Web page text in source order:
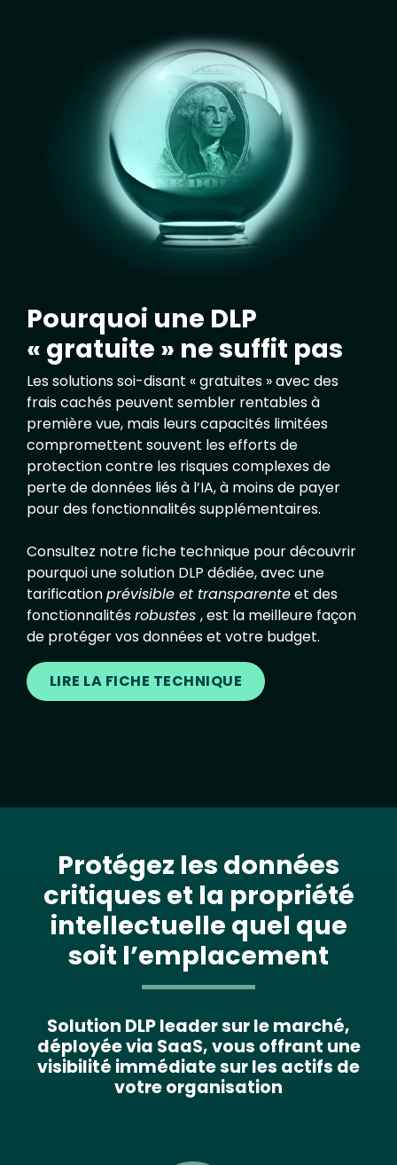
Pourquoi une DLP
« gratuite » ne suffit pas
Les solutions soi-disant « gratuites » avec des
frais cachés peuvent sembler rentables à
première vue, mais leurs capacités limitées
compromettent souvent les efforts de
protection contre les risques complexes de
perte de données liés à l’IA, à moins de payer
pour des fonctionnalités supplémentaires.
Consultez notre fiche technique pour découvrir
pourquoi une solution DLP dédiée, avec une
tarificationprévisible et transparenteet des
fonctionnalitésrobustes , est la meilleure façon
de protéger vos données et votre budget.
LIRE LA FICHE TECHNIQUE
Protégez les données
critiques et la propriété
intellectuelle quel que
soit l’emplacement
Solution DLP leader sur le marché,
déployée via SaaS, vous offrant une
visibilité immédiate sur les actifs de
votre organisation